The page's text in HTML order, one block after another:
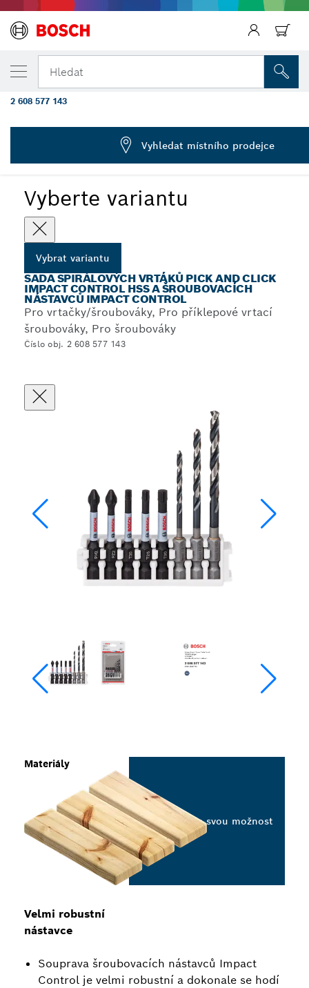
Hledat
Vyberte variantu
Vybrat variantu
SADA SPIRÁLOVÝCH VRTÁKŮ PICK AND CLICK
IMPACT CONTROL HSS A ŠROUBOVACÍCH
NÁSTAVCŮ IMPACT CONTROL
Pro vrtačky/šroubováky, Pro příklepové vrtací
šroubováky, Pro šroubováky
Číslo obj. 2 608 577 143
Velmi robustní
nástavce
Souprava šroubovacích nástavců Impact
Control je velmi robustní a dokonale se hodí
Materiály
Vyberte svou možnost
ZVOLENÁ VARIANTA
HSS Impact, 3/4/5 mm, Bit Impact Power
PZ2, T20, T25, T30
2 608 577 143
Vyhledat místního prodejce